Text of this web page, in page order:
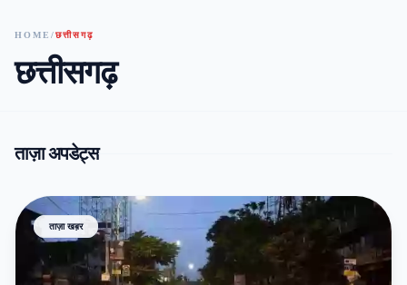
HOME /छत्तीसगढ़
छत्तीसगढ़
ताज़ा अपडेट्स
ताज़ा खब़र